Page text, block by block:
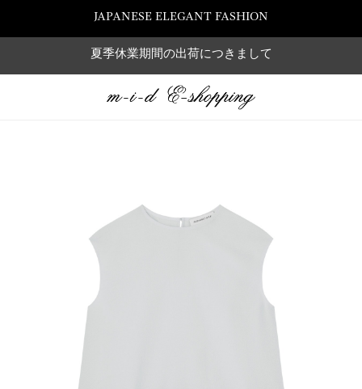
JAPANESE ELEGANT FASHION
夏季休業期間の出荷につきまして